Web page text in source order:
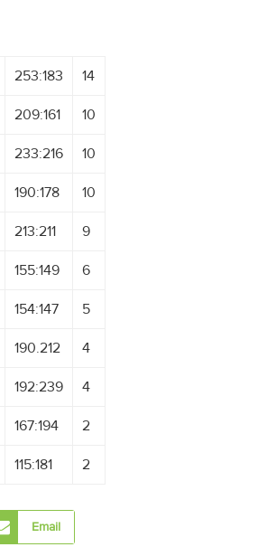
253:183 14
209:161 10
233:216 10
190:178 10
213:211 9
155:149 6
154:147 5
190.212 4
192:239 4
167:194 2
115:181 2
Email